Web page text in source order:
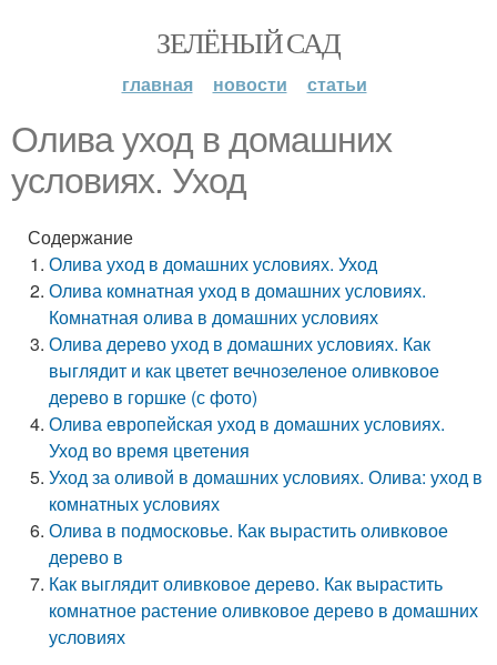
ЗЕЛЁНЫЙ САД
главная новости статьи
Олива уход в домашних
условиях. Уход
Содержание
Олива уход в домашних условиях. Уход
Олива комнатная уход в домашних условиях.
Комнатная олива в домашних условиях
Олива дерево уход в домашних условиях. Как
выглядит и как цветет вечнозеленое оливковое
дерево в горшке (с фото)
Олива европейская уход в домашних условиях.
Уход во время цветения
Уход за оливой в домашних условиях. Олива: уход в
комнатных условиях
Олива в подмосковье. Как вырастить оливковое
дерево в
Как выглядит оливковое дерево. Как вырастить
комнатное растение оливковое дерево в домашних
условиях